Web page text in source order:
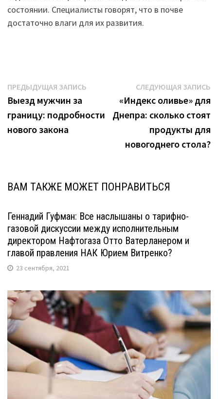
состоянии. Специалисты говорят, что в почве
достаточно влаги для их развития.
Навигация
по
записям
ПРЕДЫДУЩАЯ ЗАПИСЬ
Выезд мужчин за
границу: подробности
нового закона
СЛЕДУЮЩАЯ ЗАПИСЬ
«Индекс оливье» для
Днепра: сколько стоят
продукты для
новогоднего стола?
ВАМ ТАКЖЕ МОЖЕТ ПОНРАВИТЬСЯ
Геннадий Гуфман: Все наслышаны о тарифно-
газовой дискуссии между исполнительным
директором Нафтогаза Отто Ватерланером и
главой правления НАК Юрием Витренко?
23 сентября, 2021